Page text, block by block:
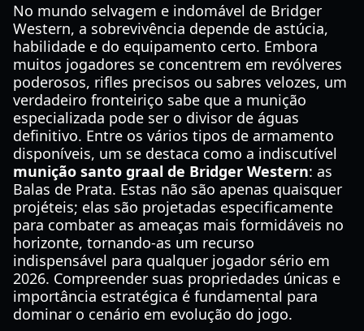
No mundo selvagem e indomável de Bridger
Western, a sobrevivência depende de astúcia,
habilidade e do equipamento certo. Embora
muitos jogadores se concentrem em revólveres
poderosos, rifles precisos ou sabres velozes, um
verdadeiro fronteiriço sabe que a munição
especializada pode ser o divisor de águas
definitivo. Entre os vários tipos de armamento
disponíveis, um se destaca como a indiscutível
munição santo graal de Bridger Western: as
Balas de Prata. Estas não são apenas quaisquer
projéteis; elas são projetadas especificamente
para combater as ameaças mais formidáveis no
horizonte, tornando-as um recurso
indispensável para qualquer jogador sério em
2026. Compreender suas propriedades únicas e
importância estratégica é fundamental para
dominar o cenário em evolução do jogo.